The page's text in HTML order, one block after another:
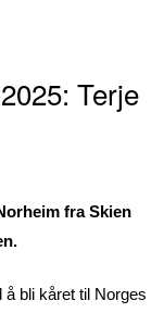
Terje
fra Skien
å bli kåret til Norges